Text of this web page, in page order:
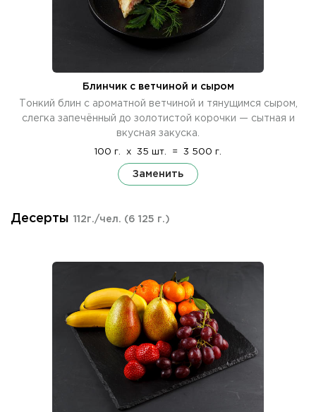
Блинчик с ветчиной и сыром
Тонкий блин с ароматной ветчиной и тянущимся сыром,
слегка запечённый до золотистой корочки — сытная и
вкусная закуска.
100 г. x 35 шт. = 3 500 г.
Заменить
Десерты 112г./чел. (6 125 г.)